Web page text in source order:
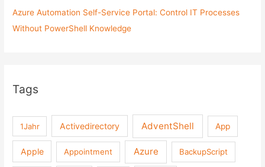
Azure Automation Self-Service Portal: Control IT Processes
Without PowerShell Knowledge
Tags
1Jahr Activedirectory AdventShell App
Apple Appointment Azure BackupScript